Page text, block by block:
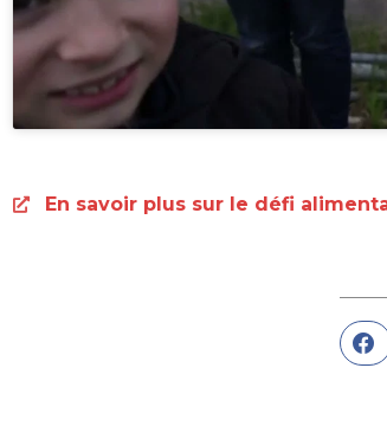
En savoir plus sur le défi